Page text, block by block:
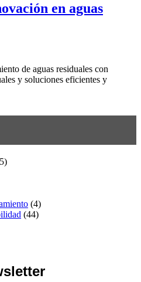
en aguas
de aguas residuales con
y soluciones eficientes y
(4)
(44)